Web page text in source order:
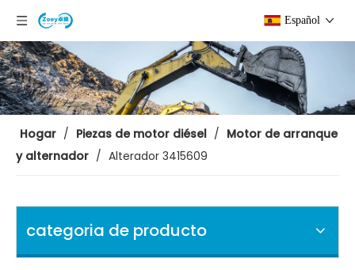
Español
Hogar / Piezas de motor diésel / Motor de arranque
y alternador / Alterador 3415609
categoria de producto